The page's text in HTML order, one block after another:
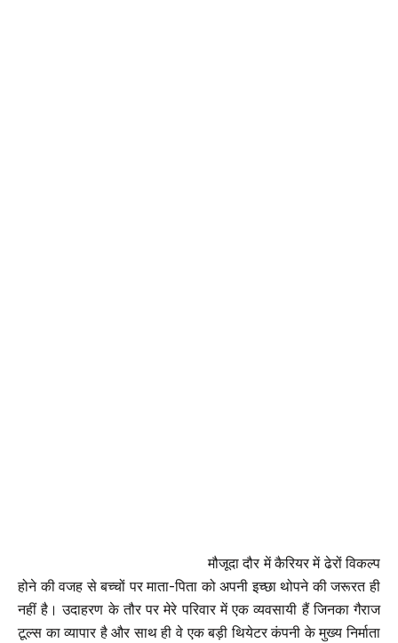
मौजूदा दौर में कैरियर में ढेरों विकल्प
होने की वजह से बच्चों पर माता-पिता को अपनी इच्छा थोपने की जरूरत ही
नहीं है। उदाहरण के तौर पर मेरे परिवार में एक व्यवसायी हैं जिनका गैराज
टूल्स का व्यापार है और साथ ही वे एक बड़ी थियेटर कंपनी के मुख्य निर्माता